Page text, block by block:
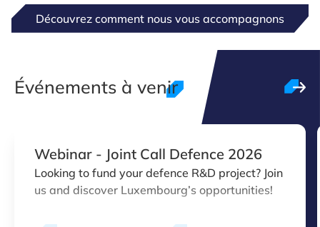
Découvrez comment nous vous accompagnons
Événements à venir
Webinar - Joint Call Defence 2026
Looking to fund your defence R&D project? Join
us and discover Luxembourg’s opportunities!